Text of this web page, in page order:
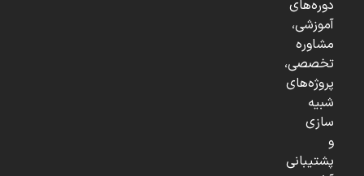
دوره‌های
آموزشی،
مشاوره
تخصصی،
پروژه‌های
شبیه
سازی
و
پشتیبانی